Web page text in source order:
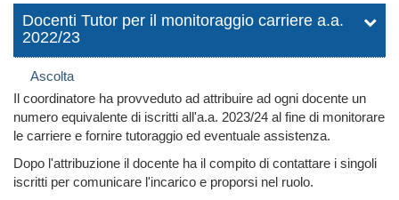
Docenti Tutor per il monitoraggio carriere a.a.
2022/23
Ascolta
Il coordinatore ha provveduto ad attribuire ad ogni docente un
numero equivalente di iscritti all'a.a. 2023/24 al fine di monitorare
le carriere e fornire tutoraggio ed eventuale assistenza.
Dopo l'attribuzione il docente ha il compito di contattare i singoli
iscritti per comunicare l'incarico e proporsi nel ruolo.